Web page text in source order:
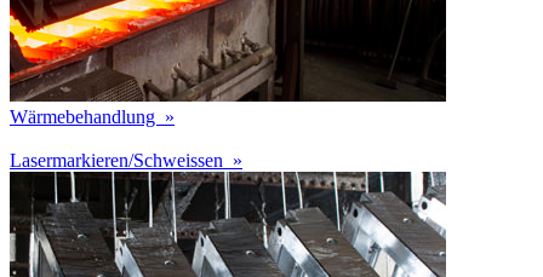
Wärmebehandlung »
Lasermarkieren/Schweissen »